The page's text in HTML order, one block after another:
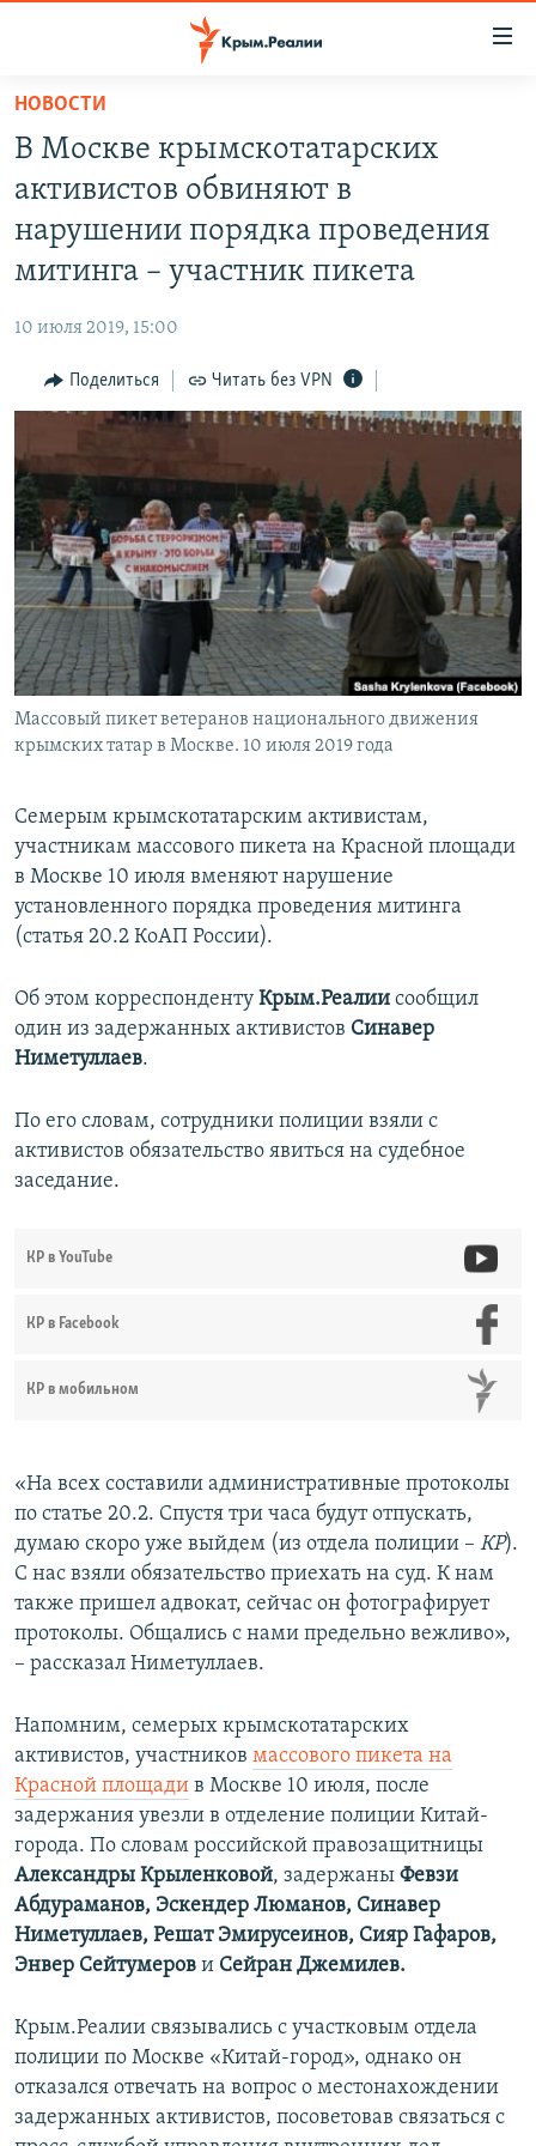
Вернуться
основному
содержанию
главной
Вернутся
поискуИНФОГРАФИКА
ТЕЛЕПРОЕКТ КРЫМ.РЕАЛИИ
СОВЕТЫ ПРАВОЗАЩИТНИКОВ
ПРОПАВШИЕ БЕЗ ВЕСТИ
ПОБЕДИТЕЛЕЙ НЕ СУДЯТ?
КРЫМ.НЕПОКОРЕННЫЙ
ELIFBE
УКРАИНСКАЯ ПРОБЛЕМА КРЫМА
РАДІО СВОБОДА
КАК ОБОЙТИ БЛОКИРОВКУ
Українською
Qırımtatar
ПРИСОЕДИНЯЙТЕСЬ!
Все сайты RFE/RL
НОВОСТИ
В Москве крымскотатарских
активистов обвиняют в
нарушении порядка проведения
митинга – участник пикета
10 июля 2019, 15:00
Поделиться Читать без VPN
Массовый пикет ветеранов национального движения
крымских татар в Москве. 10 июля 2019 года
Семерым крымскотатарским активистам,
участникам массового пикета на Красной площади
в Москве 10 июля вменяют нарушение
установленного порядка проведения митинга
(статья 20.2 КоАП России).
Об этом корреспонденту Крым.Реалии сообщил
один из задержанных активистов Синавер
Ниметуллаев.
По его словам, сотрудники полиции взяли с
активистов обязательство явиться на судебное
заседание.
КР в YouTube
КР в Facebook
КР в мобильном
«На всех составили административные протоколы
по статье 20.2. Спустя три часа будут отпускать,
думаю скоро уже выйдем (из отдела полиции – КР).
С нас взяли обязательство приехать на суд. К нам
также пришел адвокат, сейчас он фотографирует
протоколы. Общались с нами предельно вежливо»,
– рассказал Ниметуллаев.
Напомним, семерых крымскотатарских
активистов, участников массового пикета на
Красной площади в Москве 10 июля, после
задержания увезли в отделение полиции Китай-
города. По словам российской правозащитницы
Александры Крыленковой, задержаны Февзи
Абдураманов, Эскендер Люманов, Синавер
Ниметуллаев, Решат Эмирусеинов, Сияр Гафаров,
Энвер Сейтумеров и Сейран Джемилев.
Крым.Реалии связывались с участковым отдела
полиции по Москве «Китай-город», однако он
отказался отвечать на вопрос о местонахождении
задержанных активистов, посоветовав связаться с